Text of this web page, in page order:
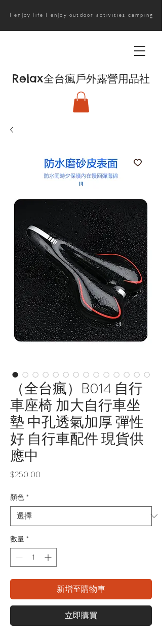
I enjoy life I enjoy outdoor activities camping
Relax全台瘋戶外露營用品社
（全台瘋）B014 自行
車座椅 加大自行車坐
墊 中孔透氣加厚 彈性
好 自行車配件 現貨供
應中
$250.00
顏色 *
數量 *
新增至購物車
立即購買